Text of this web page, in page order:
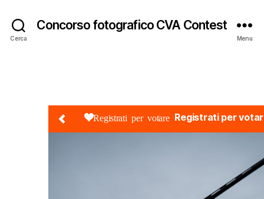
Cerca
Concorso fotografico CVA Contest
Menu
Registrati per votare Registrati per